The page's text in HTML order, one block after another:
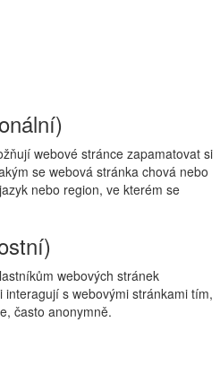
webové stránce zapamatovat si
se webová stránka chová nebo
nebo region, ve kterém se
webových stránek
s webovými stránkami tím,
často anonymně.